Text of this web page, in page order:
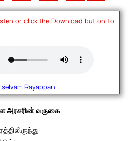
or click the Download button to
Rayappan.
அரசரின் வருகை